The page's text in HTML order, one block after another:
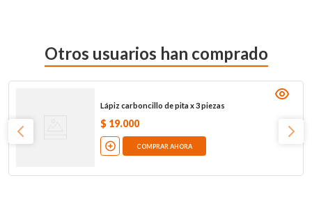
Otros usuarios han comprado
Lápiz carboncillo de pita x 3 piezas
$ 19.000
COMPRAR AHORA